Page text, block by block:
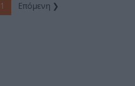
1 Επόμενη ❯